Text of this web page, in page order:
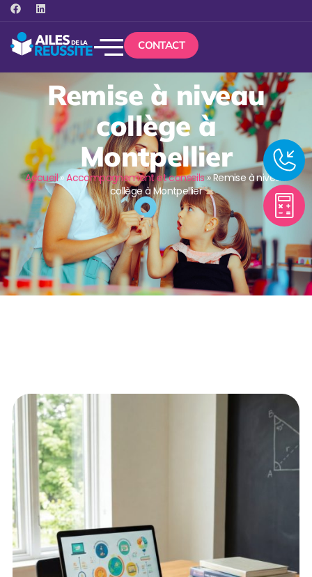
CONTACT
Remise à niveau
collège à
Montpellier
Accueil»Accompagnement et conseils»Remise à niveau
collège à Montpellier